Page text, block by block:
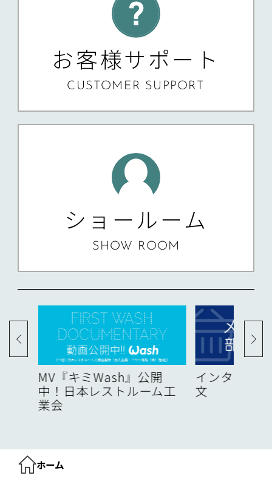
お客様サポート
CUSTOMER SUPPORT
ショールーム
SHOW ROOM
MV『キミWash』公開
中！日本レストルーム工
業会
インターネ
文
ホーム